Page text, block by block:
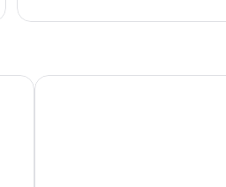
相
Included
- 全包式度假村
伊比薩吐溫斯飯店